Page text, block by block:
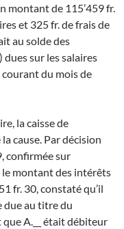
montant de 115’459 fr.
et 325 fr. de frais de
au solde des
sur les salaires
du mois de
la caisse de
cause. Par décision
confirmée sur
montant des intérêts
fr. 30, constaté qu’il
due au titre du
A.__ était débiteur